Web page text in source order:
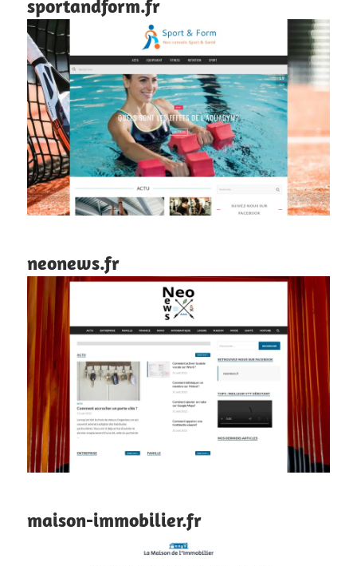
sportandform.fr
neonews.fr
maison-immobilier.fr